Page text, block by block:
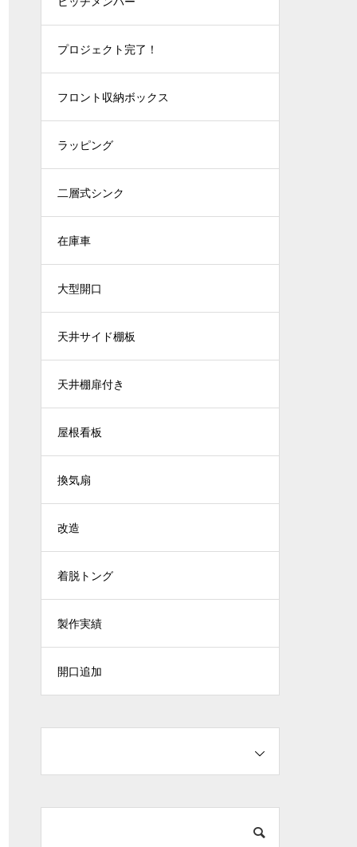
プロジェクト完了！
フロント収納ボックス
ラッピング
二層式シンク
在庫車
大型開口
天井サイド棚板
天井棚扉付き
屋根看板
換気扇
改造
着脱トング
製作実績
開口追加